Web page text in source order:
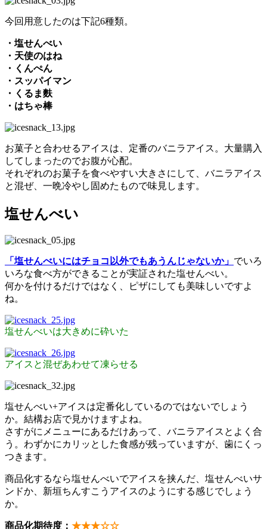
今回用意したのは下記6種類。
・塩せんべい
・天使のはね
・くんぺん
・スッパイマン
・くるま麩
・はちゃ棒
お菓子と合わせるアイスは、定番のバニラアイス。大量購入
してしまったのでお腹が心配。
それぞれのお菓子を食べやすい大きさにして、バニラアイス
と混ぜ、一晩冷やし固めたもので味見します。
塩せんべい
「塩せんべいにはチョコ以外でもあうんじゃないか」 でいろ
いろな食べ方ができることが実証された塩せんべい。
何かを付けるだけではなく、ピザにしても美味しいですよ
ね。
塩せんべいは大きめに砕いた
アイスと混ぜあわせて凍らせる
塩せんべい+アイスは定番化しているのではないでしょう
か。結構お店で見かけますよね。
さすがにメニューにあるだけあって、バニラアイスとよく合
う。わずかにカリッとした食感が残っていますが、歯にくっ
つきます。
商品化するなら塩せんべいでアイスを挟んだ、塩せんべいサ
ンドか、新垣ちんすこうアイスのようにする感じでしょう
か。
商品化期待度： ★★★☆☆